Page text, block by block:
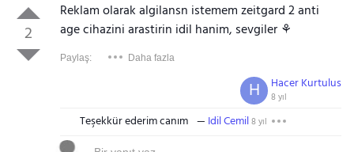
2
Reklam olarak algilansn istemem zeitgard 2 anti
age cihazini arastirin idil hanim, sevgiler ⚘
Paylaş: Daha fazla
Hacer Kurtulus
8 yıl
H
Teşekkür ederim canım Idil Cemil8 yıl